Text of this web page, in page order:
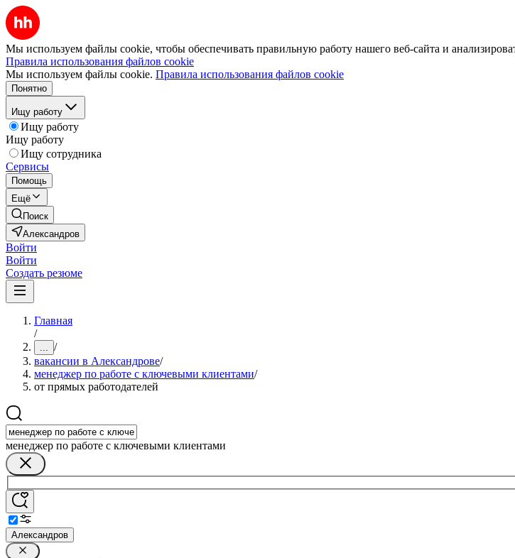
Мы используем файлы cookie, чтобы обеспечивать правильную работу нашего веб-сайта и
Правила использования файлов cookie
Мы используем файлы cookie. Правила использования файлов cookie
Понятно
Ищу работу
Ищу работу
Ищу работу
Ищу сотрудника
Сервисы
Помощь
Ещё
Поиск
Александров
Войти
Войти
Создать резюме
Главная
/
... /
вакансии в Александрове/
менеджер по работе с ключевыми клиентами/
от прямых работодателей
менеджер по работе с ключевыми клиентами
Александров